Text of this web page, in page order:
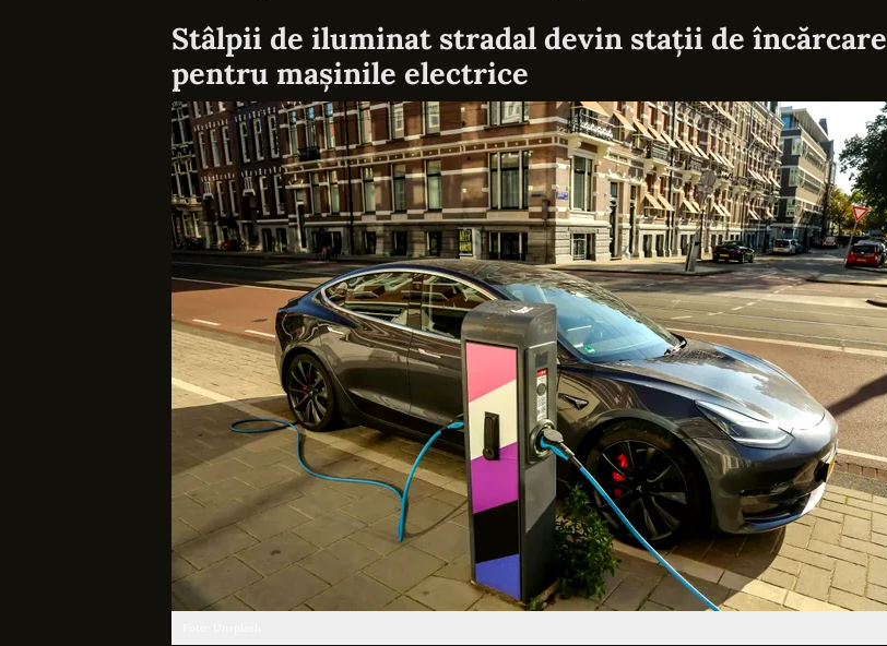
Stâlpii de iluminat stradal devin stații de încărcare
pentru mașinile electrice